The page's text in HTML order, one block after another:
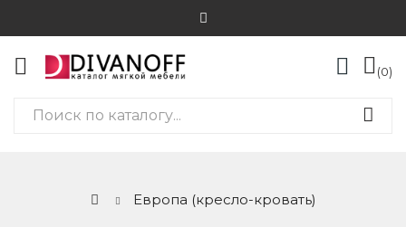
0
Европа (кресло-кровать)